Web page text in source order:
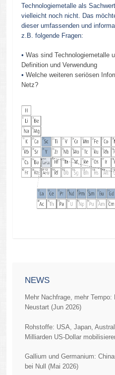
Technologiemetalle als
vielleicht noch nicht. Das
dieser umfassenden und
z.B. folgende Fragen:
•Was sind Technologiemetalle
Definition und Verwendung
•Welche weiteren seriösen
Netz?
NEWS
Mehr Nachfrage, mehr
Neustart (Jun 2026)
Rohstoffe: USA, Japan,
Milliarden US-Dollar
Gallium und Germanium:
bei Null (Mai 2026)